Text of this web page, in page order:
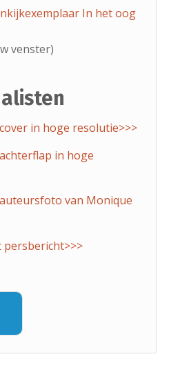
In het oog
venster)
in hoge resolutie>>>
in hoge
van Monique